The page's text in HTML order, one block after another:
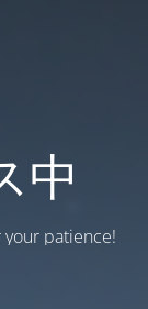
中
your patience!